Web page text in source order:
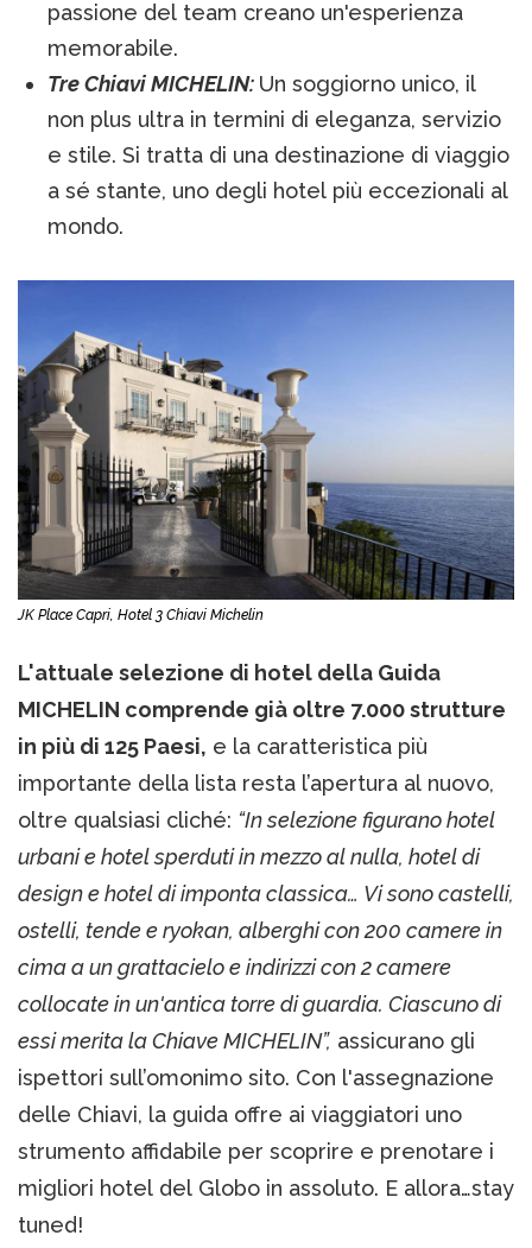
passione del team creano un'esperienza
memorabile.
Tre Chiavi MICHELIN: Un soggiorno unico, il
non plus ultra in termini di eleganza, servizio
e stile. Si tratta di una destinazione di viaggio
a sé stante, uno degli hotel più eccezionali al
mondo.
JK Place Capri, Hotel 3 Chiavi Michelin
L'attuale selezione di hotel della Guida
MICHELIN comprende già oltre 7.000 strutture
in più di 125 Paesi, e la caratteristica più
importante della lista resta l’apertura al nuovo,
oltre qualsiasi cliché: “In selezione figurano hotel
urbani e hotel sperduti in mezzo al nulla, hotel di
design e hotel di imponta classica… Vi sono castelli,
ostelli, tende e ryokan, alberghi con 200 camere in
cima a un grattacielo e indirizzi con 2 camere
collocate in un'antica torre di guardia. Ciascuno di
essi merita la Chiave MICHELIN”, assicurano gli
ispettori sull’omonimo sito. Con l'assegnazione
delle Chiavi, la guida offre ai viaggiatori uno
strumento affidabile per scoprire e prenotare i
migliori hotel del Globo in assoluto. E allora…stay
tuned!